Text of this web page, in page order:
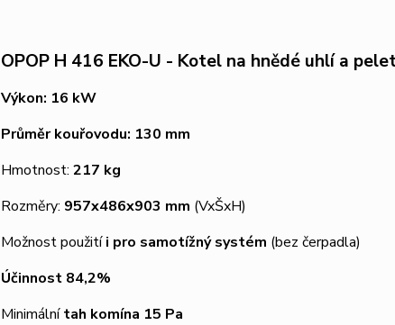
OPOP H 416 EKO-U - Kotel na hnědé uhlí a
Výkon: 16 kW
Průměr kouřovodu: 130 mm
Hmotnost: 217 kg
Rozměry: 957x486x903 mm (VxŠxH)
Možnost použitíi pro samotížný systém (bez čerpadla)
Účinnost 84,2%
Minimálnítah komína 15 Pa